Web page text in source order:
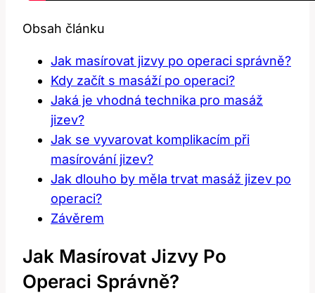
Obsah článku
Jak masírovat jizvy po operaci správně?
Kdy začít s masáží po operaci?
Jaká je vhodná technika pro masáž
jizev?
Jak se vyvarovat komplikacím při
masírování jizev?
Jak dlouho by měla trvat masáž jizev po
operaci?
Závěrem
Jak Masírovat Jizvy Po
Operaci Správně?